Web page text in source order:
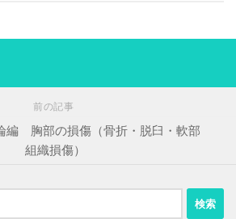
前の記事
胸部の損傷（骨折・脱臼・軟部
組織損傷）